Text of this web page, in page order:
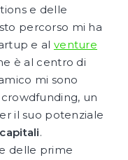
e delle
percorso mi ha
e al venture
è al centro di
mi sono
un
il suo potenziale
.
delle prime